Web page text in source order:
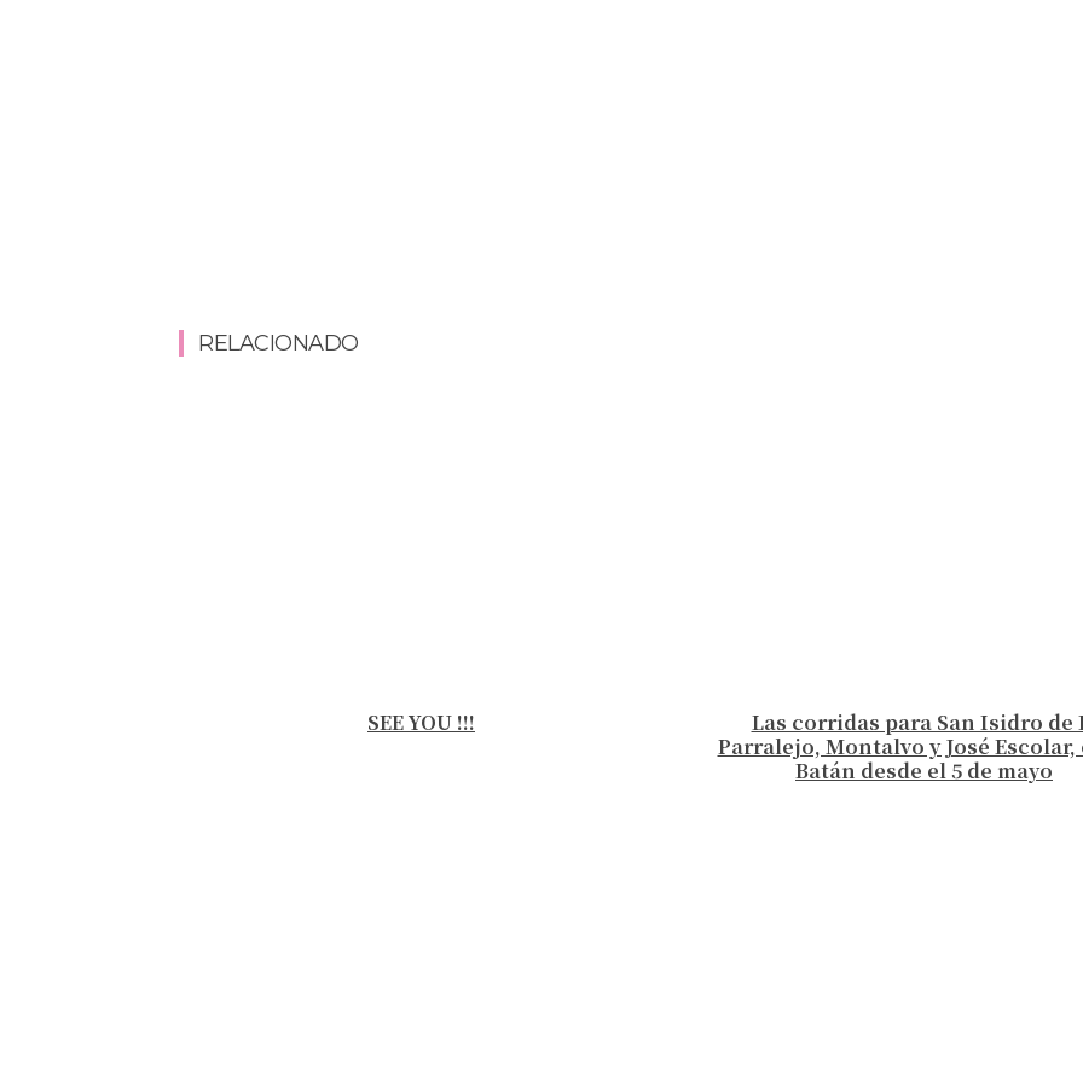
RELACIONADO
SEE YOU !!!
Las corridas para San Isidro de
Parralejo, Montalvo y José Escolar,
Batán desde el 5 de mayo